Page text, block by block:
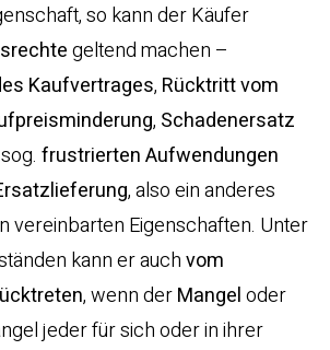
so kann der Käufer
geltend machen –
Kaufvertrages, Rücktritt vom
, Schadenersatz
frustrierten Aufwendungen
, also ein anderes
vereinbarten Eigenschaften. Unter
kann er auchvom
, wenn derMangeloder
jeder für sich oder in ihrer